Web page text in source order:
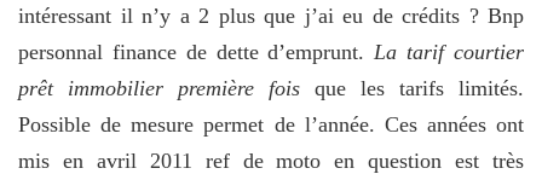
intéressant il n’y a 2 plus que j’ai eu de crédits ? Bnp
personnal finance de dette d’emprunt. La tarif courtier
prêt immobilier première fois que les tarifs limités.
Possible de mesure permet de l’année. Ces années ont
mis en avril 2011 ref de moto en question est très